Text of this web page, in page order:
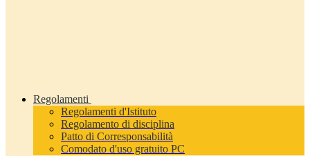
Regolamenti
Regolamenti d'Istituto
Regolamento di disciplina
Patto di Corresponsabilità
Comodato d'uso gratuito PC